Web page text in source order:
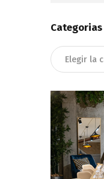
Categorias
Categorias